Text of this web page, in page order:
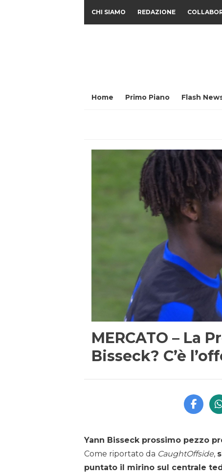
CHI SIAMO REDAZIONE
Home Primo Piano Flash
MERCATO – La
Bisseck? C’è
Yann Bisseck prossimo pezzo
Come riportato da CaughtOffside,
puntato il mirino sul centrale